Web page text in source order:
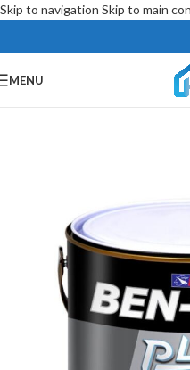
Skip to navigation Skip to main
MENU